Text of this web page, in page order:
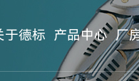
于德标 产品中心 厂